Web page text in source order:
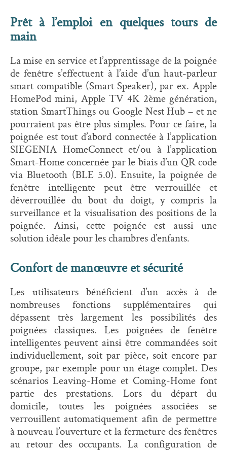
Prêt à l’emploi en quelques tours de
main
La mise en service et l’apprentissage de la poignée
de fenêtre s’effectuent à l’aide d’un haut-parleur
smart compatible (Smart Speaker), par ex. Apple
HomePod mini, Apple TV 4K 2ème génération,
station SmartThings ou Google Nest Hub – et ne
pourraient pas être plus simples. Pour ce faire, la
poignée est tout d’abord connectée à l’application
SIEGENIA HomeConnect et/ou à l’application
Smart-Home concernée par le biais d’un QR code
via Bluetooth (BLE 5.0). Ensuite, la poignée de
fenêtre intelligente peut être verrouillée et
déverrouillée du bout du doigt, y compris la
surveillance et la visualisation des positions de la
poignée. Ainsi, cette poignée est aussi une
solution idéale pour les chambres d’enfants.
Confort de manœuvre et sécurité
Les utilisateurs bénéficient d’un accès à de
nombreuses fonctions supplémentaires qui
dépassent très largement les possibilités des
poignées classiques. Les poignées de fenêtre
intelligentes peuvent ainsi être commandées soit
individuellement, soit par pièce, soit encore par
groupe, par exemple pour un étage complet. Des
scénarios Leaving-Home et Coming-Home font
partie des prestations. Lors du départ du
domicile, toutes les poignées associées se
verrouillent automatiquement afin de permettre
à nouveau l’ouverture et la fermeture des fenêtres
au retour des occupants. La configuration de